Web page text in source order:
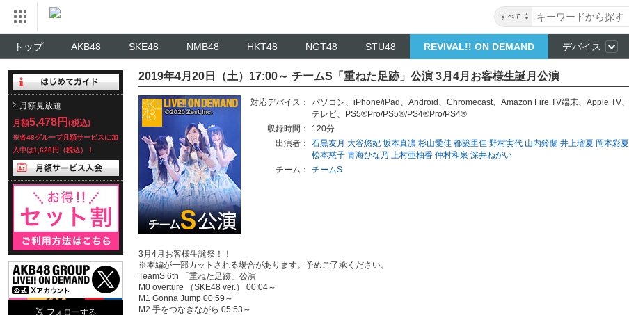
すべて
トップ AKB48 SKE48 NMB48 HKT48 NGT48 STU48 REVIVAL!! ON DEMAND デバイス
月額見放題
月額5,478円 (税込)
※各48グループ月額サービスに加
入中は1,628円（税込）！
2019年4月20日（土）17:00～ チームS「重ねた足跡」公演 3月4月お客様生誕月公演
対応デバイス： パソコン、 iPhone/iPad 、 Android 、 Chromecast、 Amazon Fire TV端末、 Apple TV、
テレビ、
PS5®Pro/PS5®/PS4®Pro/PS4®
収録時間：
120分
出演者：
石黒友月 大谷悠妃 坂本真凛 杉山愛佳 都築里佳 野村実代 山内鈴蘭 井上瑠夏 岡本彩夏
松本慈子 青海ひな乃 上村亜柚香 仲村和泉 深井ねがい
チーム：
チームS
3月4月お客様生誕祭！！
※本編が一部カットされる場合があります。予めご了承ください。
TeamS 6th 「重ねた足跡」公演
M0 overture （SKE48 ver.） 00:04～
M1 Gonna Jump 00:59～
M2 手をつなぎながら 05:53～